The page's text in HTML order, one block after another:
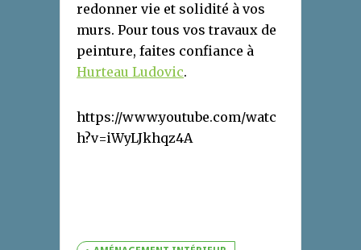
redonner vie et solidité à vos
murs. Pour tous vos travaux de
peinture, faites confiance à
Hurteau Ludovic.
https://www.youtube.com/watc
h?v=iWyLJkhqz4A